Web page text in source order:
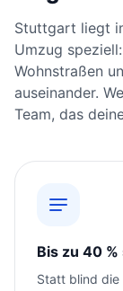
Stuttgart liegt
Umzug
Wohnstraßen
auseinander.
Team, das
Bis zu 40
Statt blind die